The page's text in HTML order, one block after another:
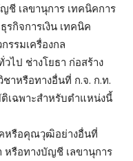
ชี เลขานุการ เทคนิคการ
รกิจการเงิน เทคนิค
รรมเครื่องกล
ไป ช่างโยธา ก่อสร้าง
าหรือทางอื่นที่ ก.จ. ก.ท.
เฉพาะสำหรับตำแหน่งนี้
หรือคุณวุฒิอย่างอื่นที่
หรือทางบัญชี เลขานุการ